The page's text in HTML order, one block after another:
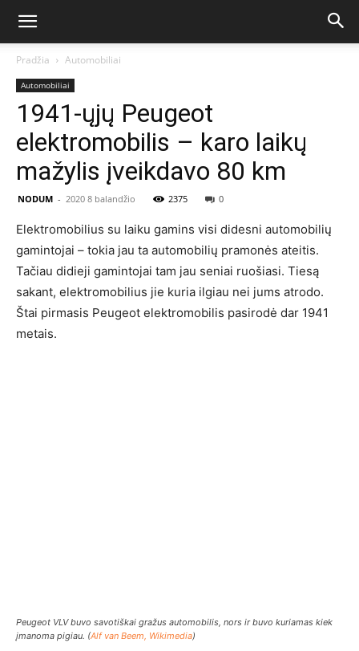
Pradžia Automobiliai
Automobiliai
1941-ųjų Peugeot
elektromobilis – karo laikų
mažylis įveikdavo 80 km
NODUM - 2020 8 balandžio 2375 0
Elektromobilius su laiku gamins visi didesni automobilių
gamintojai – tokia jau ta automobilių pramonės ateitis.
Tačiau didieji gamintojai tam jau seniai ruošiasi. Tiesą
sakant, elektromobilius jie kuria ilgiau nei jums atrodo.
Štai pirmasis Peugeot elektromobilis pasirodė dar 1941
metais.
Peugeot VLV buvo savotiškai gražus automobilis, nors ir buvo kuriamas kiek
įmanoma pigiau. (Alf van Beem, Wikimedia)